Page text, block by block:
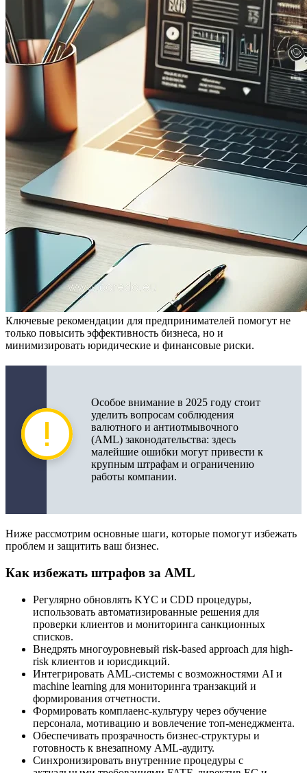
Ключевые рекомендации для предпринимателей помогут не
только повысить эффективность бизнеса, но и
минимизировать юридические и финансовые риски.
Особое внимание в 2025 году стоит
уделить вопросам соблюдения
валютного и антиотмывочного
(AML) законодательства: здесь
малейшие ошибки могут привести к
крупным штрафам и ограничению
работы компании.
Ниже рассмотрим основные шаги, которые помогут избежать
проблем и защитить ваш бизнес.
Как избежать штрафов за AML
Регулярно обновлять KYC и CDD процедуры,
использовать автоматизированные решения для
проверки клиентов и мониторинга санкционных
списков.
Внедрять многоуровневый risk-based approach для high-
risk клиентов и юрисдикций.
Интегрировать AML-системы с возможностями AI и
machine learning для мониторинга транзакций и
формирования отчетности.
Формировать комплаенс-культуру через обучение
персонала, мотивацию и вовлечение топ-менеджмента.
Обеспечивать прозрачность бизнес-структуры и
готовность к внезапному AML-аудиту.
Синхронизировать внутренние процедуры с